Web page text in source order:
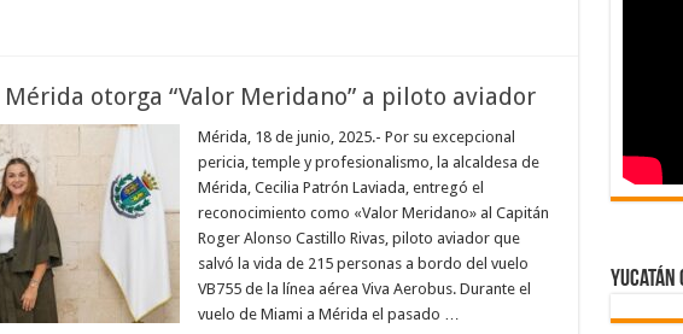
otorga “Valor Meridano” a piloto aviador
Mérida, 18 de junio, 2025.- Por su excepcional
pericia, temple y profesionalismo, la alcaldesa de
Mérida, Cecilia Patrón Laviada, entregó el
reconocimiento como «Valor Meridano» al Capitán
Roger Alonso Castillo Rivas, piloto aviador que
salvó la vida de 215 personas a bordo del vuelo
VB755 de la línea aérea Viva Aerobus. Durante el
vuelo de Miami a Mérida el pasado …
Yucatán